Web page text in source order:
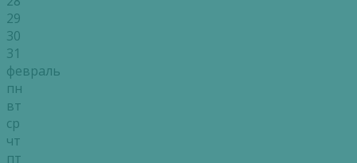
29
30
31
февраль
пн
вт
ср
чт
пт